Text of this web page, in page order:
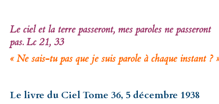
Le ciel et la terre passeront, mes paroles ne passeront
pas. Lc 21, 33
« Ne sais-tu pas que je suis parole à chaque instant ?
Le livre du Ciel Tome 36, 5 décembre 1938